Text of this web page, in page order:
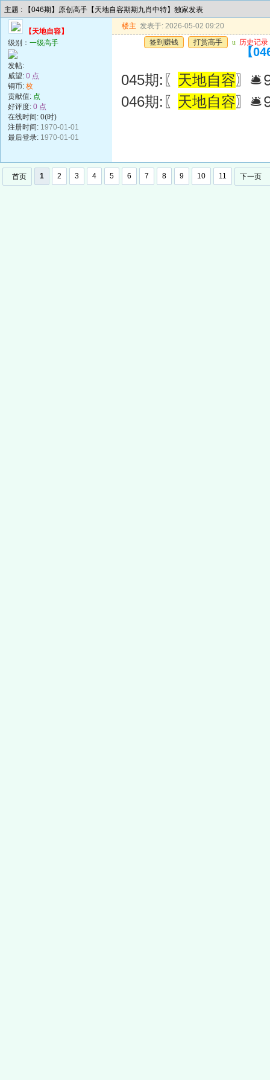
主题 : 【046期】原创高手【天地自容期期九肖中特】独家发表
【天地自容】
级别： 一级高手
发帖:
威望: 0 点
铜币: 枚
贡献值: 点
好评度: 0 点
在线时间: 0(时)
注册时间: 1970-01-01
最后登录: 1970-01-01
楼主 发表于: 2026-05-02 09:20
签到赚钱
打赏高手 u 历史记录
【
045期:〖 天地自容〗
046期:〖 天地自容〗
首页 1 2 3 4 5 6 7 8 9 10 11 下一页